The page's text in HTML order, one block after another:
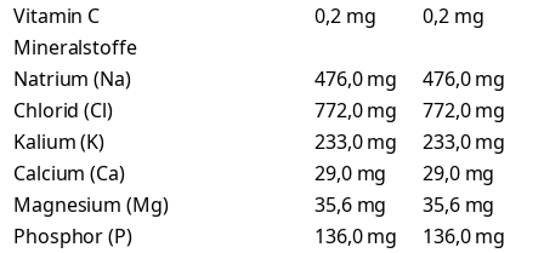
Vitamin C
0,2 mg
0,2 mg
Mineralstoffe
Natrium (Na)
476,0 mg
476,0 mg
Chlorid (Cl)
772,0 mg
772,0 mg
Kalium (K)
233,0 mg
233,0 mg
Calcium (Ca)
29,0 mg
29,0 mg
Magnesium (Mg)
35,6 mg
35,6 mg
Phosphor (P)
136,0 mg
136,0 mg